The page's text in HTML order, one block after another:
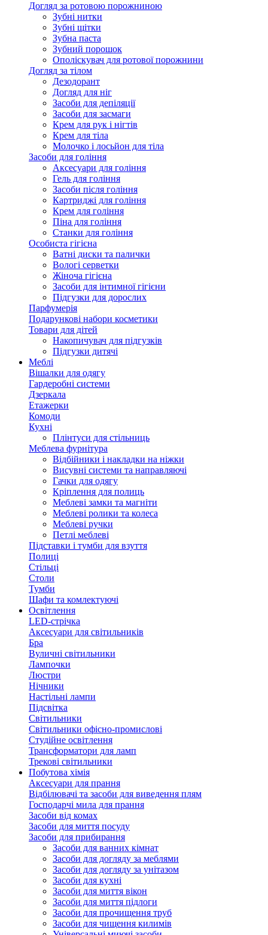
Догляд за ротовою порожниною
Зубні нитки
Зубні щітки
Зубна паста
Зубний порошок
Ополіскувач для ротової порожнини
Догляд за тілом
Дезодорант
Догляд для ніг
Засоби для депіляції
Засоби для засмаги
Крем для рук і нігтів
Крем для тіла
Молочко і лосьйон для тіла
Засоби для гоління
Аксесуари для гоління
Гель для гоління
Засоби після гоління
Картриджі для гоління
Крем для гоління
Піна для гоління
Станки для гоління
Особиста гігієна
Ватні диски та палички
Вологі серветки
Жіноча гігієна
Засоби для інтимної гігієни
Підгузки для дорослих
Парфумерія
Подарункові набори косметики
Товари для дітей
Накопичувач для підгузків
Підгузки дитячі
Меблі
Вішалки для одягу
Гардеробні системи
Дзеркала
Етажерки
Комоди
Кухні
Плінтуси для стільниць
Меблева фурнітура
Відбійники і накладки на ніжки
Висувні системи та направляючі
Гачки для одягу
Кріплення для полиць
Меблеві замки та магніти
Меблеві ролики та колеса
Меблеві ручки
Петлі меблеві
Підставки і тумби для взуття
Полиці
Стільці
Столи
Тумби
Шафи та комлектуючі
Освітлення
LED-стрічка
Аксесуари для світильників
Бра
Вуличні світильники
Лампочки
Люстри
Нічники
Настільні лампи
Підсвітка
Світильники
Світильники офісно-промислові
Студійне освітлення
Трансформатори для ламп
Трекові світильники
Побутова хімія
Аксесуари для прання
Відбілювачі та засоби для виведення плям
Господарчі мила для прання
Засоби від комах
Засоби для миття посуду
Засоби для прибирання
Засоби для ванних кімнат
Засоби для догляду за меблями
Засоби для догляду за унітазом
Засоби для кухні
Засоби для миття вікон
Засоби для миття підлоги
Засоби для прочищення труб
Засоби для чищення килимів